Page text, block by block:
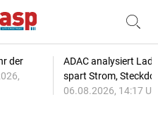
der
ADAC analysiert
spart Strom,
06.08.2026, 14:17